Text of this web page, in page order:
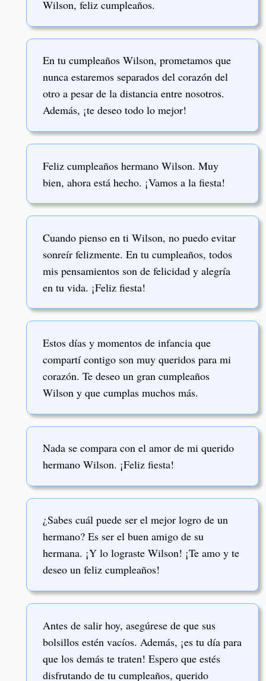
Wilson, feliz cumpleaños.
En tu cumpleaños Wilson, prometamos que
nunca estaremos separados del corazón del
otro a pesar de la distancia entre nosotros.
Además, ¡te deseo todo lo mejor!
Feliz cumpleaños hermano Wilson. Muy
bien, ahora está hecho. ¡Vamos a la fiesta!
Cuando pienso en ti Wilson, no puedo evitar
sonreír felizmente. En tu cumpleaños, todos
mis pensamientos son de felicidad y alegría
en tu vida. ¡Feliz fiesta!
Estos días y momentos de infancia que
compartí contigo son muy queridos para mi
corazón. Te deseo un gran cumpleaños
Wilson y que cumplas muchos más.
Nada se compara con el amor de mi querido
hermano Wilson. ¡Feliz fiesta!
¿Sabes cuál puede ser el mejor logro de un
hermano? Es ser el buen amigo de su
hermana. ¡Y lo lograste Wilson! ¡Te amo y te
deseo un feliz cumpleaños!
Antes de salir hoy, asegúrese de que sus
bolsillos estén vacíos. Además, ¡es tu día para
que los demás te traten! Espero que estés
disfrutando de tu cumpleaños, querido